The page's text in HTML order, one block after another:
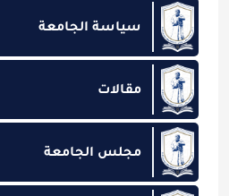
سياسة الجامعة
مقالات
مجلس الجامعة